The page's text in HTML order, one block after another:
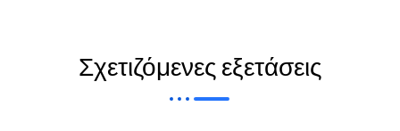
Σχετιζόμενες εξετάσεις